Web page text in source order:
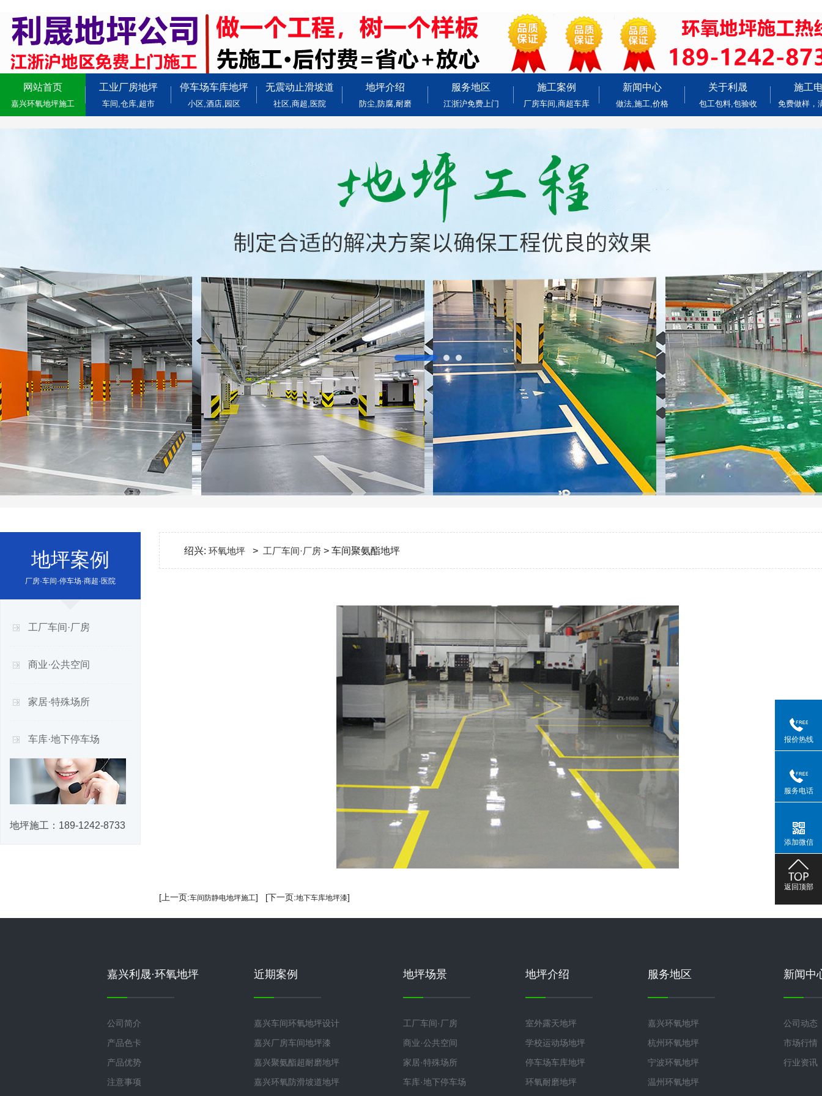
网站首页
嘉兴环氧地坪施工
工业厂房地坪
车间,仓库,超市
停车场车库地坪
小区,酒店,园区
无震动止滑坡道
社区,商超,医院
地坪介绍
防尘,防腐,耐磨
服务地区
江浙沪免费上门
施工案例
厂房车间,商超车库
新闻中心
做法,施工,价格
关于利晟
包工包料,包验收
施工
免费做样，
地坪案例
厂房·车间·停车场·商超·医院
工厂车间·厂房
商业·公共空间
家居·特殊场所
车库·地下停车场
地坪施工： 189-1242-8733
绍兴: 环氧地坪 > 工厂车间·厂房 > 车间聚氨酯地坪
[上一页:车间防静电地坪施工] [下一页:地下车库地坪漆]
嘉兴利晟·环氧地坪
公司简介
产品色卡
产品优势
注意事项
近期案例
嘉兴车间环氧地坪设计
嘉兴厂房车间地坪漆
嘉兴聚氨酯超耐磨地坪
嘉兴环氧防滑坡道地坪
地坪场景
工厂车间·厂房
商业·公共空间
家居·特殊场所
车库·地下停车场
地坪介绍
室外露天地坪
学校运动场地坪
停车场车库地坪
环氧耐磨地坪
服务地区
嘉兴环氧地坪
杭州环氧地坪
宁波环氧地坪
温州环氧地坪
新闻中
公司动态
市场行情
行业资讯
报价热线
服务电话
添加微信
返回顶部